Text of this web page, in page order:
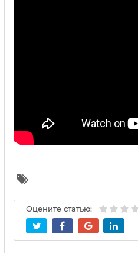
Оцените статью: